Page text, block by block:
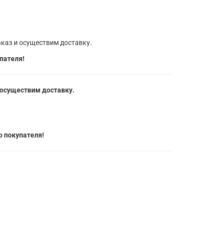
и осуществим доставку.
доставку.
покупателя!